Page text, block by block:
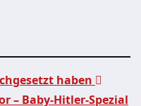
haben
– Baby-Hitler-Spezial